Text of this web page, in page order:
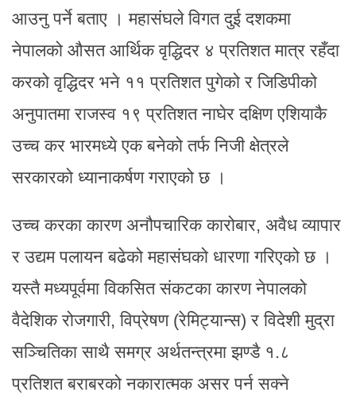
आउनु पर्ने बताए । महासंघले विगत दुई दशकमा
नेपालको औसत आर्थिक वृद्धिदर ४ प्रतिशत मात्र रहँदा
करको वृद्धिदर भने ११ प्रतिशत पुगेको र जिडिपीको
अनुपातमा राजस्व १९ प्रतिशत नाघेर दक्षिण एशियाकै
उच्च कर भारमध्ये एक बनेको तर्फ निजी क्षेत्रले
सरकारको ध्यानाकर्षण गराएको छ ।
उच्च करका कारण अनौपचारिक कारोबार, अवैध व्यापार
र उद्यम पलायन बढेको महासंघको धारणा गरिएको छ ।
यस्तै मध्यपूर्वमा विकसित संकटका कारण नेपालको
वैदेशिक रोजगारी, विप्रेषण (रेमिट्यान्स) र विदेशी मुद्रा
सञ्चितिका साथै समग्र अर्थतन्त्रमा झण्डै १.८
प्रतिशत बराबरको नकारात्मक असर पर्न सक्ने